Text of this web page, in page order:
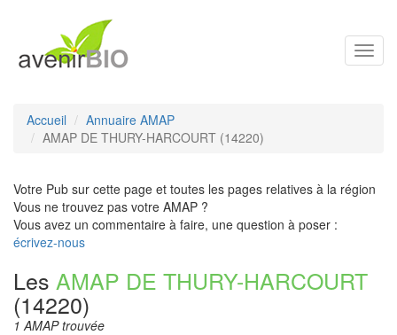
Accueil
Annuaire AMAP
AMAP DE THURY-HARCOURT (14220)
Votre Pub sur cette page et toutes les pages relatives à la région
Vous ne trouvez pas votre AMAP ?
Vous avez un commentaire à faire, une question à poser :
écrivez-nous
Les AMAP DE THURY-HARCOURT
(14220)
1 AMAP trouvée